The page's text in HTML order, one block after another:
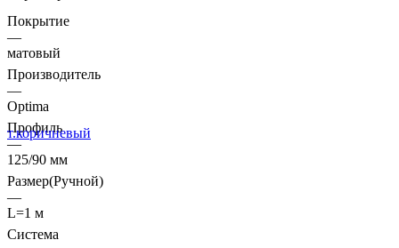
Покрытие
—
матовый
Производитель
—
Optima
Профиль
—
125/90 мм
Размер(Ручной)
—
L=1 м
Система